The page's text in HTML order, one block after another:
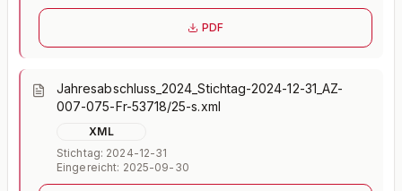
PDF
Jahresabschluss_2024_Stichtag-2024-12-31_AZ-
007-075-Fr-53718/25-s.xml
XML
Stichtag: 2024-12-31
Eingereicht: 2025-09-30